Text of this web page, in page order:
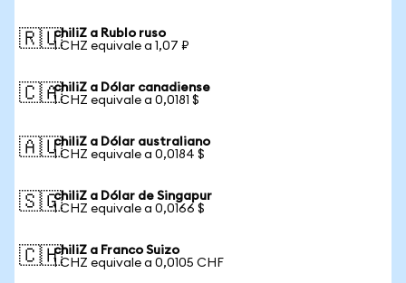
🇷🇺chiliZ a Rublo ruso
1 CHZ equivale a 1,07 ₽
🇨🇦chiliZ a Dólar canadiense
1 CHZ equivale a 0,0181 $
🇦🇺chiliZ a Dólar australiano
1 CHZ equivale a 0,0184 $
🇸🇬chiliZ a Dólar de Singapur
1 CHZ equivale a 0,0166 $
🇨🇭chiliZ a Franco Suizo
1 CHZ equivale a 0,0105 CHF